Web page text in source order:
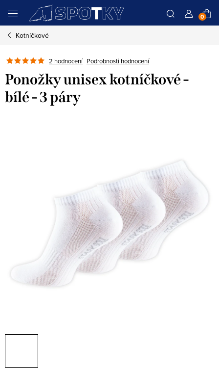
obsah
Kotníčkové
2 hodnocení Podrobnosti hodnocení
Ponožky unisex kotníčkové -
bílé - 3 páry